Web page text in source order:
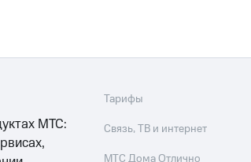
МТС:
Тарифы
Связь, ТВ и интернет